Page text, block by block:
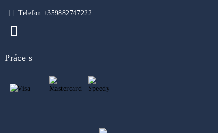
Telefon +359882747222
Práce s